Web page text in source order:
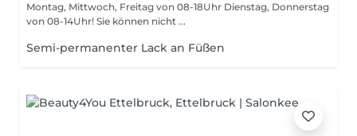
Montag, Mittwoch, Freitag von 08-18Uhr Dienstag, Donnerstag
von 08-14Uhr! Sie können nicht ...
Semi-permanenter Lack an Füßen